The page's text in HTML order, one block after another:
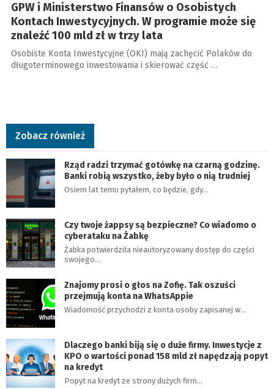
GPW i Ministerstwo Finansów o Osobistych
Kontach Inwestycyjnych. W programie może się
znaleźć 100 mld zł w trzy lata
Osobiste Konta Inwestycyjne (OKI) mają zachęcić Polaków do
długoterminowego inwestowania i skierować część …
Zobacz również
Rząd radzi trzymać gotówkę na czarną godzinę.
Banki robią wszystko, żeby było o nią trudniej
Osiem lat temu pytałem, co będzie, gdy…
Czy twoje żappsy są bezpieczne? Co wiadomo o
cyberataku na Żabkę
Żabka potwierdziła nieautoryzowany dostęp do części
swojego…
Znajomy prosi o głos na Zofię. Tak oszuści
przejmują konta na WhatsAppie
Wiadomość przychodzi z konta osoby zapisanej w…
Dlaczego banki biją się o duże firmy. Inwestycje z
KPO o wartości ponad 158 mld zł napędzają popyt
na kredyt
Popyt na kredyt ze strony dużych firm…